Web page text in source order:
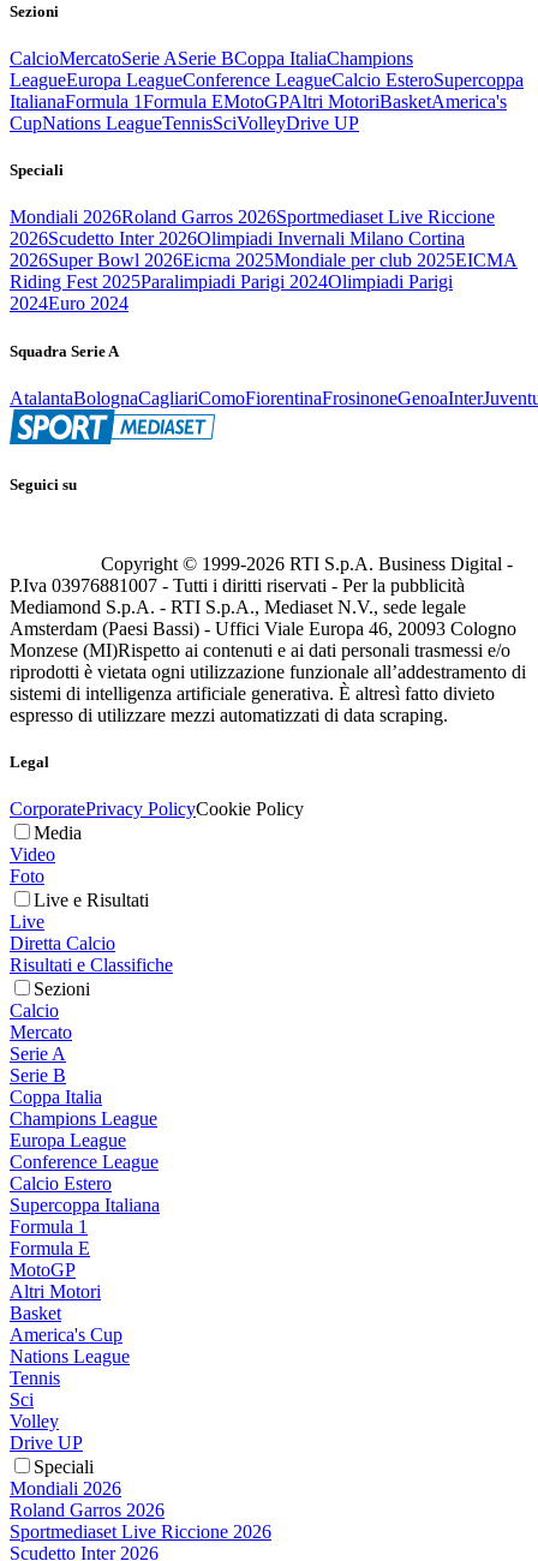
Sezioni
CalcioMercatoSerie ASerie BCoppa ItaliaChampions
LeagueEuropa LeagueConference LeagueCalcio EsteroSupercoppa
ItalianaFormula 1Formula EMotoGPAltri MotoriBasketAmerica's
CupNations LeagueTennisSciVolleyDrive UP
Speciali
Mondiali 2026Roland Garros 2026Sportmediaset Live Riccione
2026Scudetto Inter 2026Olimpiadi Invernali Milano Cortina
2026Super Bowl 2026Eicma 2025Mondiale per club 2025EICMA
Riding Fest 2025Paralimpiadi Parigi 2024Olimpiadi Parigi
2024Euro 2024
Squadra Serie A
AtalantaBolognaCagliariComoFiorentinaFrosinoneGenoaInter
Seguici su
Copyright © 1999-2026 RTI S.p.A. Business Digital -
P.Iva 03976881007 - Tutti i diritti riservati - Per la pubblicità
Mediamond S.p.A. - RTI S.p.A., Mediaset N.V., sede legale
Amsterdam (Paesi Bassi) - Uffici Viale Europa 46, 20093 Cologno
Monzese (MI)Rispetto ai contenuti e ai dati personali trasmessi e/o
riprodotti è vietata ogni utilizzazione funzionale all’addestramento di
sistemi di intelligenza artificiale generativa. È altresì fatto divieto
espresso di utilizzare mezzi automatizzati di data scraping.
Legal
CorporatePrivacy PolicyCookie Policy
Media
Video
Foto
Live e Risultati
Live
Diretta Calcio
Risultati e Classifiche
Sezioni
Calcio
Mercato
Serie A
Serie B
Coppa Italia
Champions League
Europa League
Conference League
Calcio Estero
Supercoppa Italiana
Formula 1
Formula E
MotoGP
Altri Motori
Basket
America's Cup
Nations League
Tennis
Sci
Volley
Drive UP
Speciali
Mondiali 2026
Roland Garros 2026
Sportmediaset Live Riccione 2026
Scudetto Inter 2026